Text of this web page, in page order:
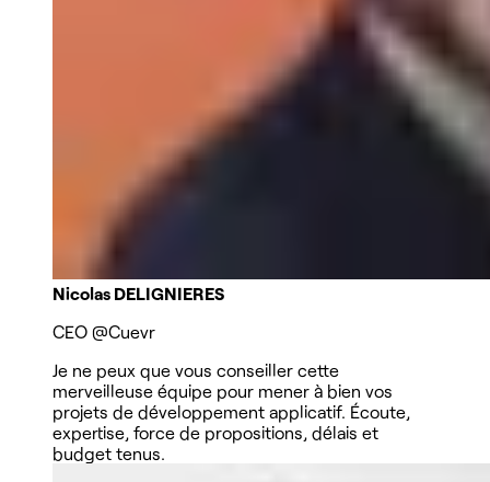
Nicolas DELIGNIERES
CEO @Cuevr
Je ne peux que vous conseiller cette
merveilleuse équipe pour mener à bien vos
projets de développement applicatif. Écoute,
expertise, force de propositions, délais et
budget tenus.